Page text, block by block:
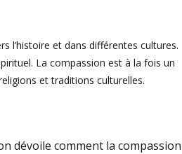
l’histoire et dans différentes cultures.
La compassion est à la fois un
et traditions culturelles.
dévoile comment la compassion